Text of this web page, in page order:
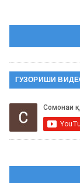
ГУЗОРИШИ